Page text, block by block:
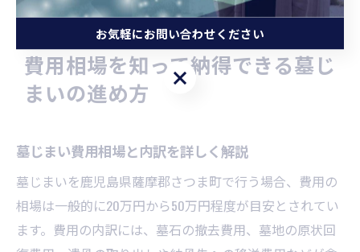
費用相場を知って納得できる墓じ
まいの進め方
墓じまい費用相場と内訳を詳しく解説
墓じまいを鹿児島県薩摩郡さつま町で行う場合、費用の
相場は一般的に20万円から50万円程度が目安とされてい
ます。費用の内訳には、墓石の撤去費用、墓地の原状回
お気軽にお問い合わせください
お気軽にお問い合わせください